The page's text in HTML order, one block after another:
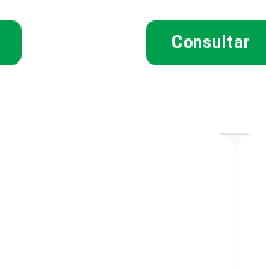
Consultar